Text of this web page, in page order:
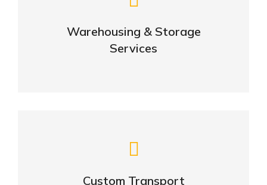
Warehousing & Storage
Services
Careful storage of your goods
VIEW DETAILS
Custom Transport